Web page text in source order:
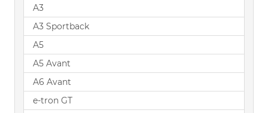
A3
A3 Sportback
A5
A5 Avant
A6 Avant
e-tron GT